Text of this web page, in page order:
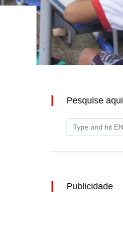
Pesquise aqui
Publicidade